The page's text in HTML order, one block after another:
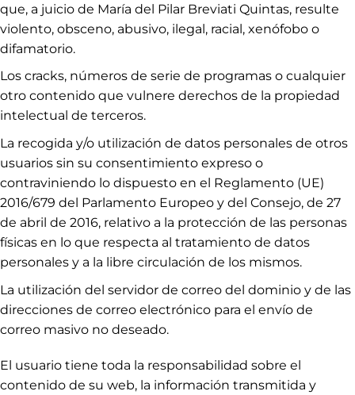
que, a juicio de María del Pilar Breviati Quintas, resulte
violento, obsceno, abusivo, ilegal, racial, xenófobo o
difamatorio.
Los cracks, números de serie de programas o cualquier
otro contenido que vulnere derechos de la propiedad
intelectual de terceros.
La recogida y/o utilización de datos personales de otros
usuarios sin su consentimiento expreso o
contraviniendo lo dispuesto en el Reglamento (UE)
2016/679 del Parlamento Europeo y del Consejo, de 27
de abril de 2016, relativo a la protección de las personas
físicas en lo que respecta al tratamiento de datos
personales y a la libre circulación de los mismos.
La utilización del servidor de correo del dominio y de las
direcciones de correo electrónico para el envío de
correo masivo no deseado.
El usuario tiene toda la responsabilidad sobre el
contenido de su web, la información transmitida y